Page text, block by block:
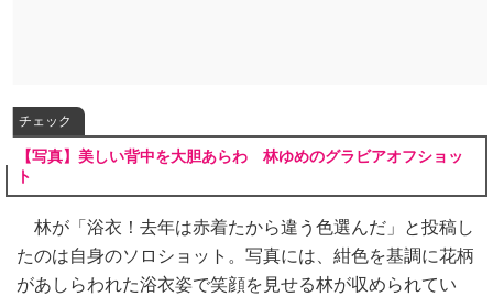
チェック
【写真】美しい背中を大胆あらわ 林ゆめのグラビアオフショッ
ト
林が「浴衣！去年は赤着たから違う色選んだ」と投稿し
たのは自身のソロショット。写真には、紺色を基調に花柄
があしらわれた浴衣姿で笑顔を見せる林が収められてい